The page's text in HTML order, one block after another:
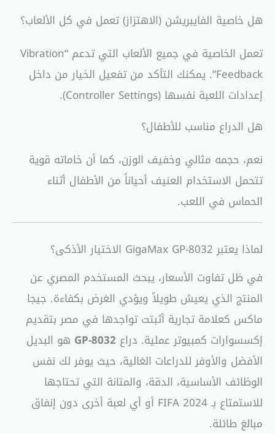
هل خاصية الفايبريشن (الاهتزاز) تعمل في كل الألعاب؟
تعمل الخاصية في جميع الألعاب التي تدعم “Vibration
Feedback”. يمكنك التأكد من تفعيل الخيار من داخل
إعدادات اللعبة نفسها (Controller Settings).
هل الدراع مناسب للأطفال؟
نعم، حجمه مثالي وخفيف الوزن، كما أن خاماته قوية
تتحمل الاستخدام العنيف أحياناً من الأطفال أثناء
الحماس في اللعب.
لماذا يعتبر GigaMax GP-8032 الاختيار الأذكى؟
في ظل تفاوت الأسعار، يبحث المستخدم المصري عن
المنتج الذي يعيش طويلاً ويؤدي الغرض بكفاءة. جيجا
ماكس كعلامة تجارية أثبتت تواجدها في مصر بتقديم
إكسسوارات كمبيوتر عملية. دراع GP-8032 هو البديل
الأفضل والأوفر للدراعات الغالية، حيث يوفر لك نفس
الوظائف الأساسية، الدقة، والمتانة التي تحتاجها
للاستمتاع بـ FIFA 2024 أو أي لعبة أخرى دون إنفاق
مبالغ طائلة.